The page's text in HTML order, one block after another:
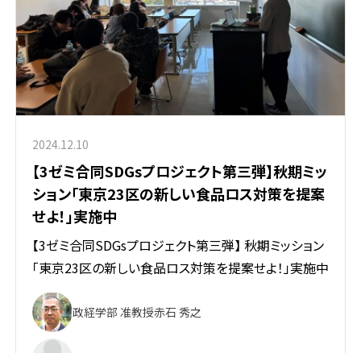
2024.12.10
【3ゼミ合同SDGsプロジェクト第三弾】秋期ミッ
ション「東京23区の新しい食品ロス対策を提案
せよ！」実施中
【3ゼミ合同SDGsプロジェクト第三弾】 秋期ミッション
「東京23区の新しい食品ロス対策を提案せよ！」実施中
政経学部 准教授赤石 秀之